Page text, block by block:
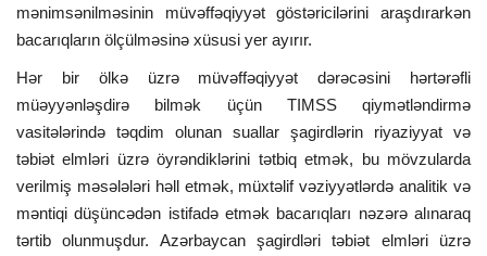
mənimsənilməsinin müvəffəqiyyət göstəricilərini araşdırarkən
bacarıqların ölçülməsinə xüsusi yer ayırır.
Hər bir ölkə üzrə müvəffəqiyyət dərəcəsini hərtərəfli
müəyyənləşdirə bilmək üçün TIMSS qiymətləndirmə
vasitələrində təqdim olunan suallar şagirdlərin riyaziyyat və
təbiət elmləri üzrə öyrəndiklərini tətbiq etmək, bu mövzularda
verilmiş məsələləri həll etmək, müxtəlif vəziyyətlərdə analitik və
məntiqi düşüncədən istifadə etmək bacarıqları nəzərə alınaraq
tərtib olunmuşdur. Azərbaycan şagirdləri təbiət elmləri üzrə